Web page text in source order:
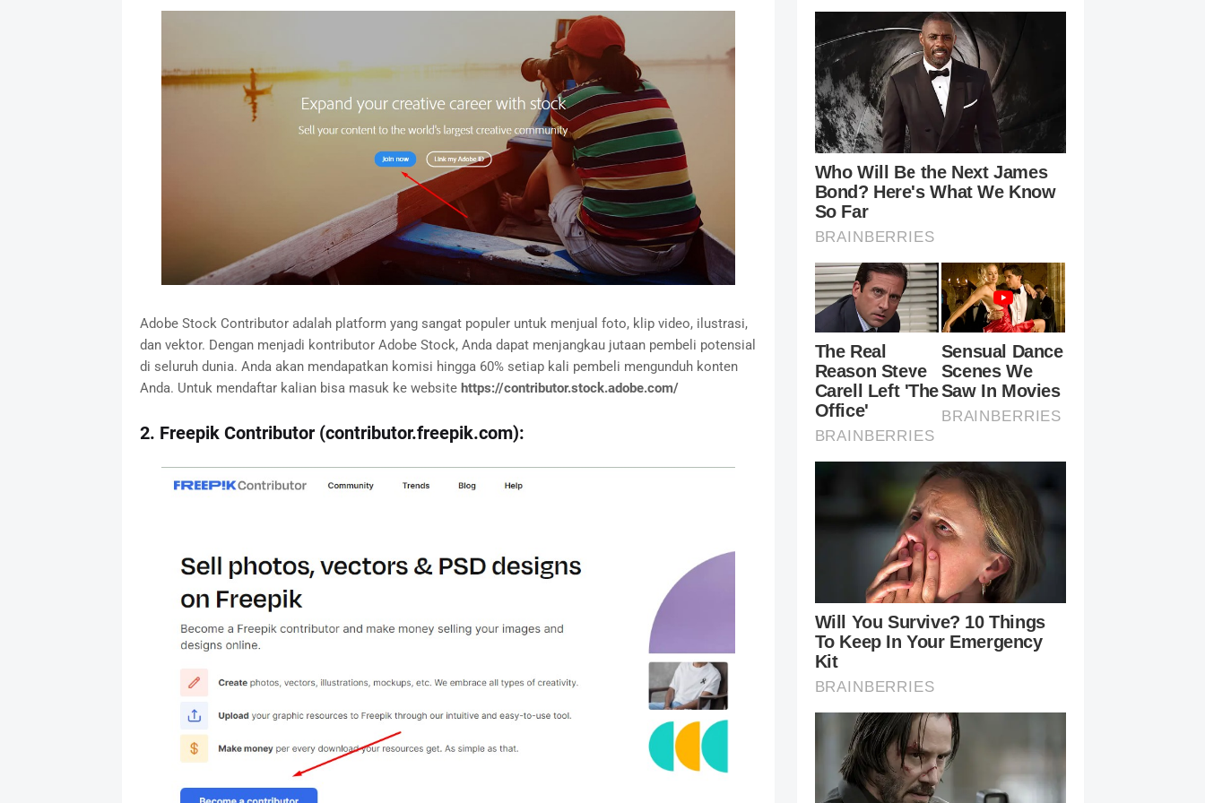
Adobe Stock Contributor adalah platform yang sangat populer untuk menjual foto, klip video, ilustrasi,
dan vektor. Dengan menjadi kontributor Adobe Stock, Anda dapat menjangkau jutaan pembeli potensial
di seluruh dunia. Anda akan mendapatkan komisi hingga 60% setiap kali pembeli mengunduh konten
Anda. Untuk mendaftar kalian bisa masuk ke website https://contributor.stock.adobe.com/
2. Freepik Contributor (contributor.freepik.com):